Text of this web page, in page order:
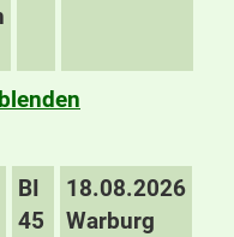
BI
45
18.08.2026
Warburg